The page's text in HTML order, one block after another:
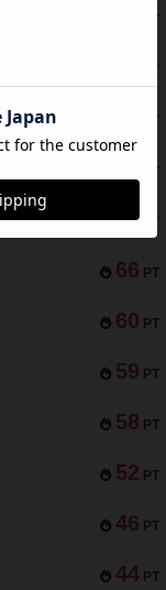
PT
PT
PT
PT
73 PT
66 PT
60 PT
59 PT
58 PT
52 PT
46 PT
44 PT